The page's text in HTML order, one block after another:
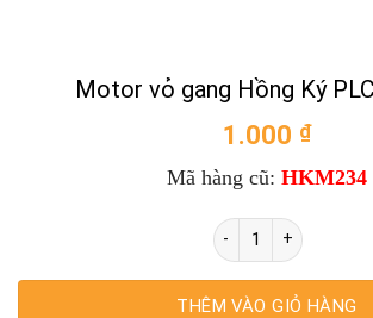
Motor vỏ gang Hồng Ký
1.000 ₫
Mã hàng cũ: HKM234
Motor vỏ gang
THÊM VÀO GIỎ HÀNG